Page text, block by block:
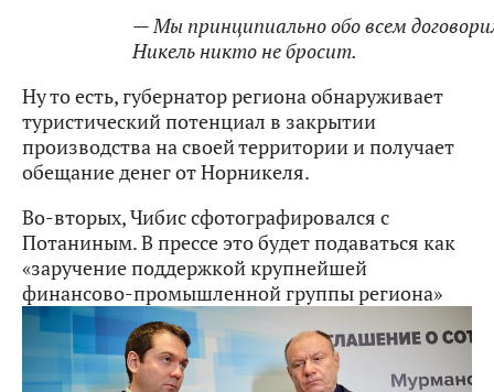
— Мы принципиально обо всем
Никель никто не бросит.
Ну то есть, губернатор региона обнаруживает
туристический потенциал в закрытии
производства на своей территории и получает
обещание денег от Норникеля.
Во-вторых, Чибис сфотографировался с
Потаниным. В прессе это будет подаваться как
«заручение поддержкой крупнейшей
финансово-промышленной группы региона»